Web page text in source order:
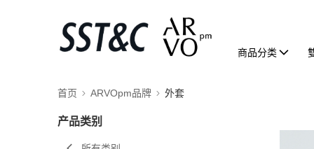
商品分类
首页 ARVOpm品牌 外套
产品类别